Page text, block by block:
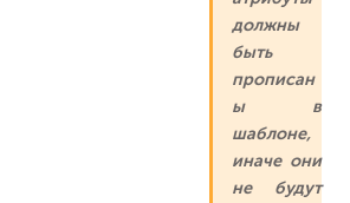
должны
быть
прописан
ы в
шаблоне,
иначе они
не будут